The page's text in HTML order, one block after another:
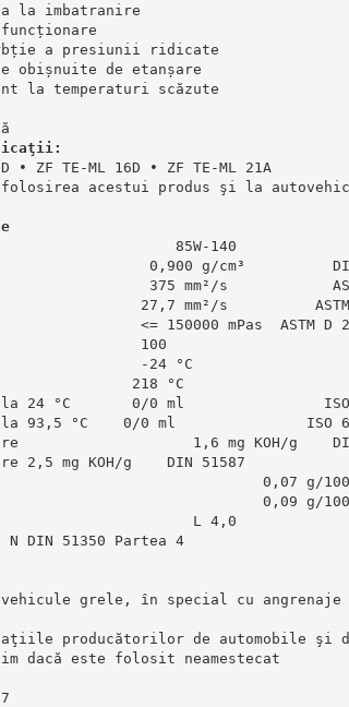
la imbatranire
a presiunii ridicate
obișnuite de etanșare
la temperaturi scăzute
∙ ZF TE-ML 16D ∙ ZF TE-ML 21A
folosirea acestui produs şi la
85W-140
0,900 g/cm³
375 mm²/s
27,7 mm²/s
<= 150000 mPas  ASTM D
100
-24 °C
218 °C
la 24 °C       0/0 ml
la 93,5 °C    0/0 ml               ISO
1,6 mg KOH/g
2,5 mg KOH/g    DIN 51587
0,07 g/
0,09 g/
L 4,0
DIN 51350 Partea 4
grele, în special cu
producătorilor de automobile şi
dacă este folosit neamestecat